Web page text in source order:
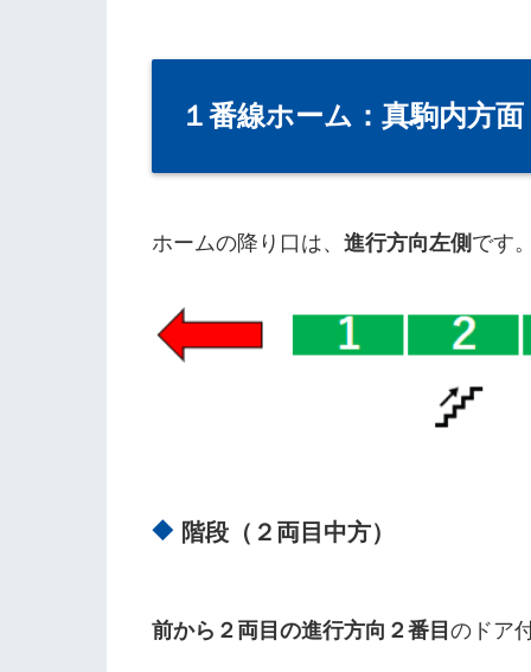
１番線ホーム：真駒内方面
ホームの降り口は、 進行方向左側 です
階段（２両目中方）
前から２両目の進行方向２番目 のドア